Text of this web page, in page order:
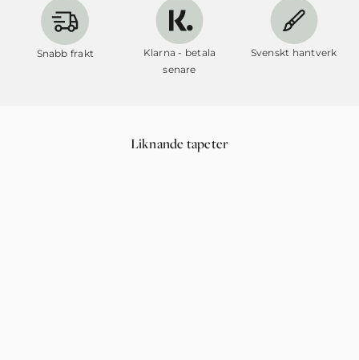
Snabb frakt
Klarna - betala
senare
Svenskt hantverk
Liknande tapeter